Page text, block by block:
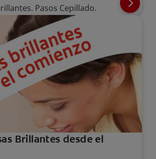
Pasos Cepillado.
Brillantes desde el